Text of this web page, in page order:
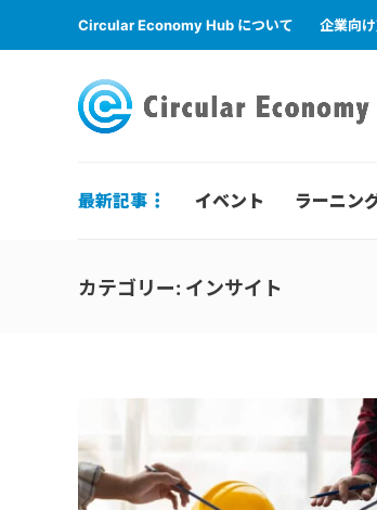
Circular Economy Hub について 企業向
最新記事 イベント ラーニン
カテゴリー: インサイト